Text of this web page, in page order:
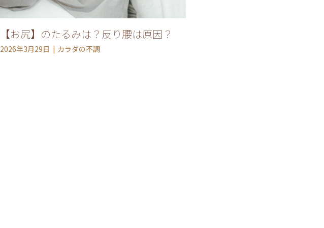
【お尻】のたるみは？反り腰は原因？
2026年3月29日 カラダの不調